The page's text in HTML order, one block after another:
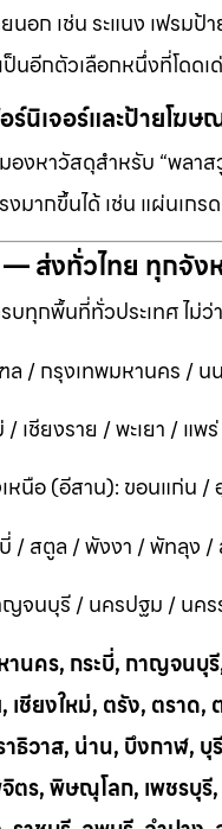
นอก เช่น ระแนง เฟร
นอีกตัวเลือกหนึ่งที่โดดเ
ร์นิเจอร์และป้ายโฆษ
หาวัสดุสำหรับ “พลาส
งมากขึ้นได้ เช่น แผ่นเก
— ส่งทั่วไทย ทุกจัง
ทุกพื้นที่ทั่วประเทศ ไม่ว่
/ กรุงเทพมหานคร /
/ เชียงราย / พะเยา / แ
หนือ (อีสาน): ขอนแก่น
บี่ / สตูล / พังงา / พัทลุง
จนบุรี / นครปฐม / นค
านคร, กระบี่, กาญจนบุ
เชียงใหม่, ตรัง, ตรา
ธิวาส, น่าน, บึงกาฬ,
ตร, พิษณุโลก, เพชรบุ